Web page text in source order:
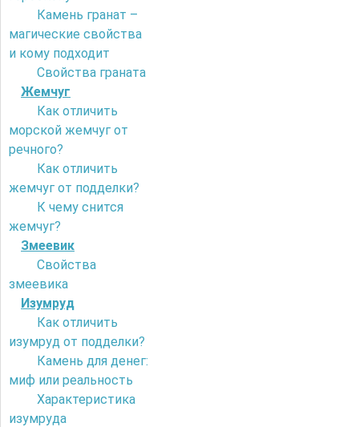
Камень гранат –
магические свойства
и кому подходит
Свойства граната
Жемчуг
Как отличить
морской жемчуг от
речного?
Как отличить
жемчуг от подделки?
К чему снится
жемчуг?
Змеевик
Свойства
змеевика
Изумруд
Как отличить
изумруд от подделки?
Камень для денег:
миф или реальность
Характеристика
изумруда